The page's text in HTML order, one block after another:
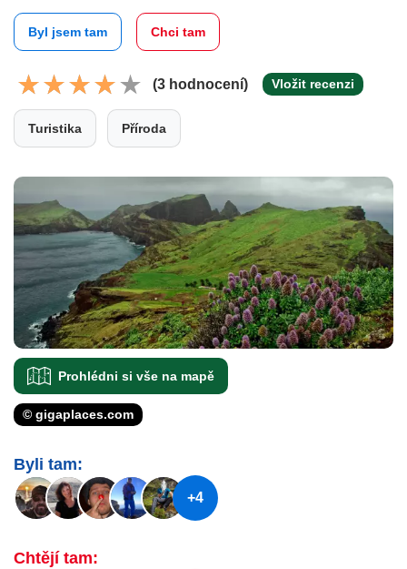
Byl jsem tam Chci tam
(3 hodnocení) Vložit recenzi
Turistika Příroda
Prohlédni si vše na mapě
© gigaplaces.com
Byli tam:
+4
Chtějí tam: